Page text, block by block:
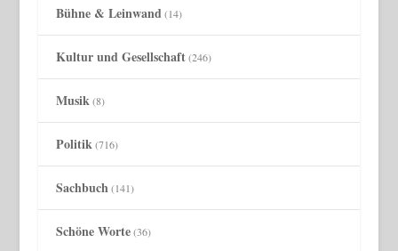
Bühne & Leinwand (14)
Kultur und Gesellschaft(246)
Musik (8)
Politik (716)
Sachbuch (141)
Schöne Worte(36)